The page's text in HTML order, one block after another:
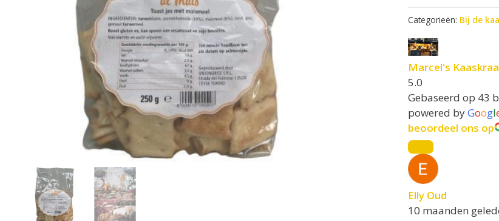
e
r
n
a
t
i
v
e
:
Categorieën: Bij de
Marcel's
5.0
Gebaseerd op 43
powered byGoogl
beoordeel ons op
Elly Oud
10 maanden